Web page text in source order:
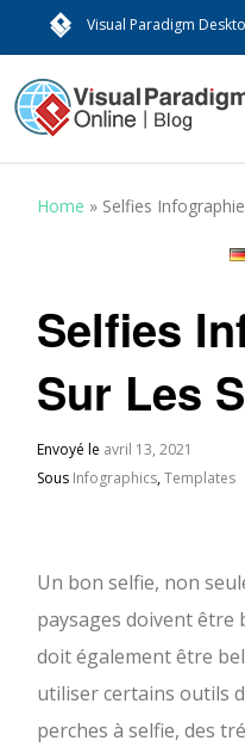
Visual Paradigm
Home » Selfies
Selfies
Sur Les
Envoyé le avril 13, 2021
Sous Infographics,Templates
Un bon selfie, non
paysages doivent être
doit également être
utiliser certains outils
perches à selfie, des